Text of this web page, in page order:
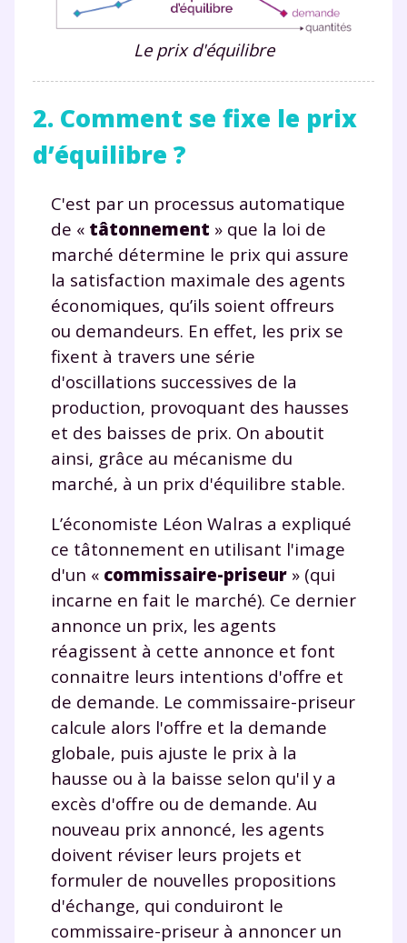
Le prix d'équilibre
2. Comment se fixe le prix
d’équilibre ?
C'est par un processus automatique
de « tâtonnement » que la loi de
marché détermine le prix qui assure
la satisfaction maximale des agents
économiques, qu’ils soient offreurs
ou demandeurs. En effet, les prix se
fixent à travers une série
d'oscillations successives de la
production, provoquant des hausses
et des baisses de prix. On aboutit
ainsi, grâce au mécanisme du
marché, à un prix d'équilibre stable.
L’économiste Léon Walras a expliqué
ce tâtonnement en utilisant l'image
d'un « commissaire-priseur » (qui
incarne en fait le marché). Ce dernier
annonce un prix, les agents
réagissent à cette annonce et font
connaitre leurs intentions d'offre et
de demande. Le commissaire-priseur
calcule alors l'offre et la demande
globale, puis ajuste le prix à la
hausse ou à la baisse selon qu'il y a
excès d'offre ou de demande. Au
nouveau prix annoncé, les agents
doivent réviser leurs projets et
formuler de nouvelles propositions
d'échange, qui conduiront le
commissaire-priseur à annoncer un